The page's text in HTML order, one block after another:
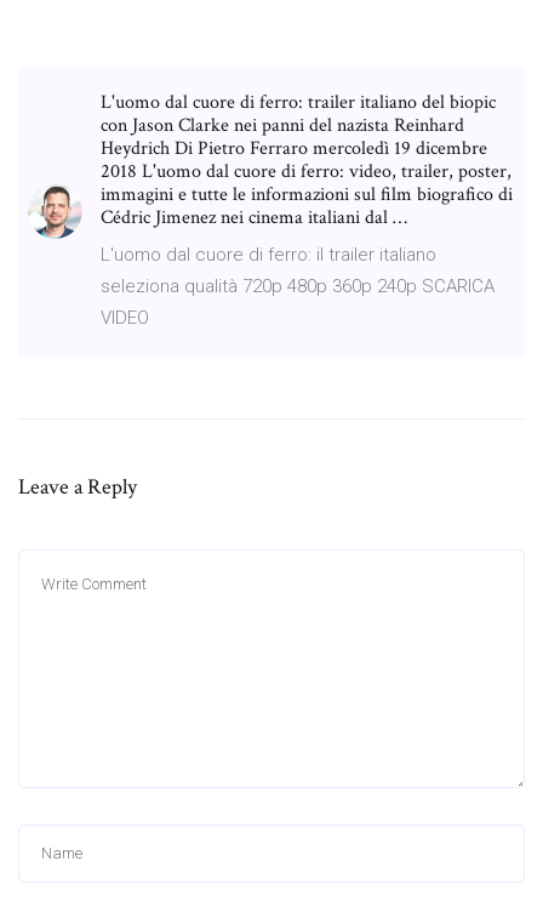
L'uomo dal cuore di ferro: trailer italiano del biopic
con Jason Clarke nei panni del nazista Reinhard
Heydrich Di Pietro Ferraro mercoledì 19 dicembre
2018 L'uomo dal cuore di ferro: video, trailer, poster,
immagini e tutte le informazioni sul film biografico di
Cédric Jimenez nei cinema italiani dal …
L'uomo dal cuore di ferro: il trailer italiano
seleziona qualità 720p 480p 360p 240p SCARICA
VIDEO
Leave a Reply